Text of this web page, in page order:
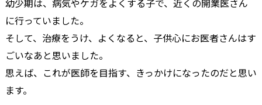
幼少期は、病気やケガをよくする子で、近くの開業医さん
に行っていました。
そして、治療をうけ、よくなると、子供心にお医者さんはす
ごいなあと思いました。
思えば、これが医師を目指す、きっかけになったのだと思い
ます。